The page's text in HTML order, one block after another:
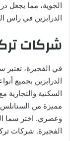
الجوية، مما يجعل
الدرابزين في راس
شركات
في الفجيرة،
الدرابزين بجميع
السكنية والتجارية
مميزة من
وعصري. اختر سما
الفجيرة. شركات